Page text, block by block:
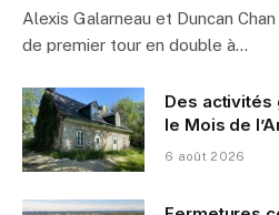
Alexis Galarneau et Duncan
de premier tour en double à…
Des activités
le Mois de
6 août 2026